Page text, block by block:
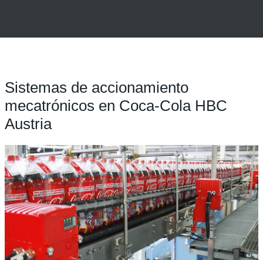
Sistemas de accionamiento
mecatrónicos en Coca-Cola HBC
Austria